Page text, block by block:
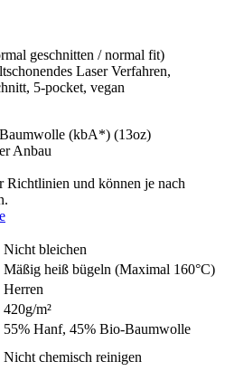
geschnitten / normal fit)
Laser Verfahren,
5-pocket, vegan
(kbA*) (13oz)
Anbau
Richtlinien und können je nach
Nicht bleichen
Mäßig heiß bügeln (Maximal 160°C)
Herren
420g/m²
55% Hanf, 45% Bio-Baumwolle
Nicht chemisch reinigen